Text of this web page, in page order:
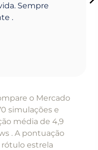
Sempre
.
o Mercado
simulações e
média de 4,9
. A pontuação
estrela